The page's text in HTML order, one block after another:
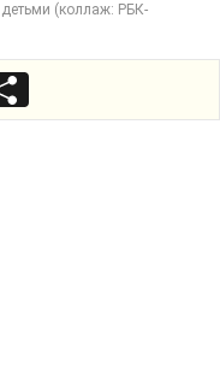
(коллаж: РБК-